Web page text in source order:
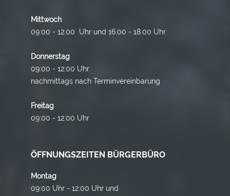
Mittwoch
09:00 - 12:00 Uhr und 16.00 - 18.00 Uhr
Donnerstag
09:00 - 12:00 Uhr
nachmittags nach Terminvereinbarung
Freitag
09:00 - 12:00 Uhr
ÖFFNUNGSZEITEN BÜRGERBÜRO
Montag
09:00 Uhr - 12:00 Uhr und